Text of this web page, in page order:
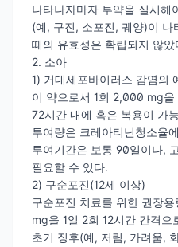
나타나자마자 투약을 실시해
(예, 구진, 소포진, 궤양)이
때의 유효성은 확립되지 않았
2. 소아
1) 거대세포바이러스 감염의
이 약으로서 1회 2,000 mg
72시간 내에 혹은 복용이 가
투여량은 크레아티닌청소율
투여기간은 보통 90일이나,
필요할 수 있다.
2) 구순포진(12세 이상)
구순포진 치료를 위한 권장
mg을 1일 2회 12시간 간격으
초기 징후(예, 저림, 가려움,